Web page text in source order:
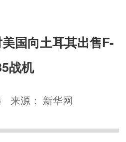
国向土耳其出售F-
战机
来源： 新华网